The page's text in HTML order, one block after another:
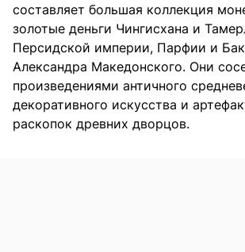
составляет большая коллекция
золотые деньги Чингисхана и
Персидской империи, Парфии и
Александра Македонского. Они
произведениями античного
декоративного искусства и
раскопок древних дворцов.